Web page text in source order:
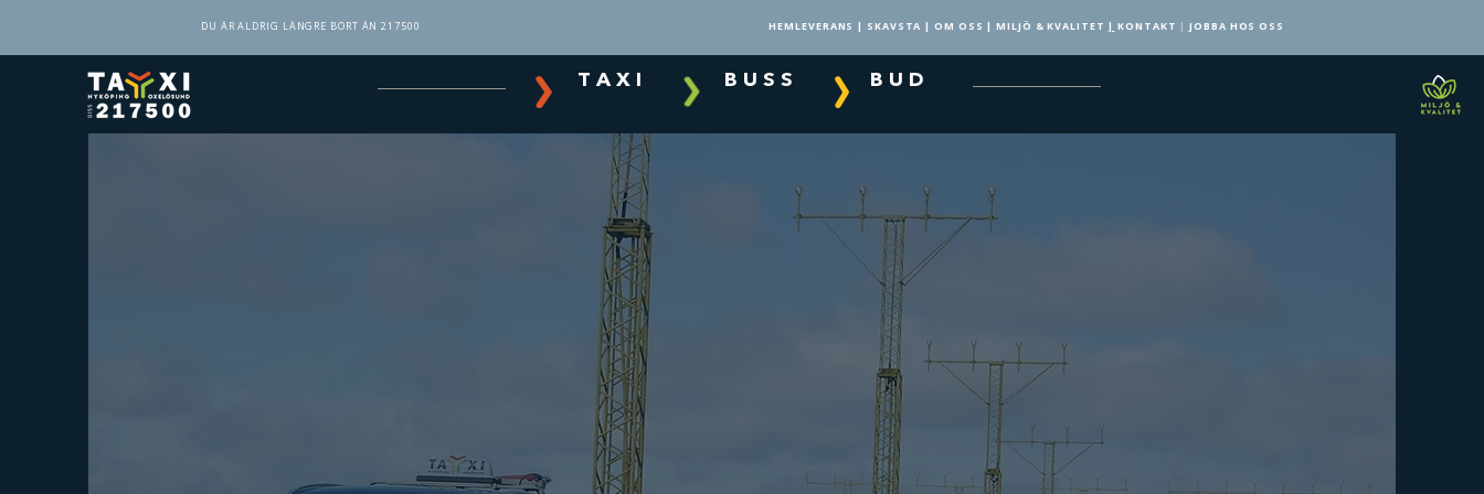
T A X I B U S S B U D
DU ÄR ALDRIG LÄNGRE BORT ÄN 217500 HEMLEVERANS | SKAVSTA | OM OSS | MILJÖ & KVALITET | KONTAKT | JOBBA HOS OSS